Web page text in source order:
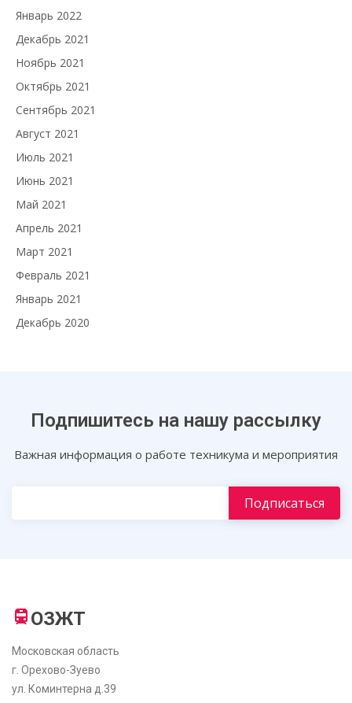
Январь 2022
Декабрь 2021
Ноябрь 2021
Октябрь 2021
Сентябрь 2021
Август 2021
Июль 2021
Июнь 2021
Май 2021
Апрель 2021
Март 2021
Февраль 2021
Январь 2021
Декабрь 2020
Подпишитесь на нашу рассылку
Важная информация о работе техникума и мероприятия
ОЗЖТ
Московская область
г. Орехово-Зуево
ул. Коминтерна д.39